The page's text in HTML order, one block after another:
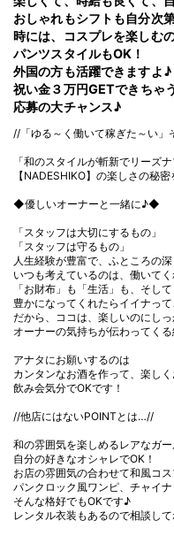
おしゃれもシフトも自分次
時には、コスプレを楽しむ
パンツスタイルもOK！
外国の方も活躍できますよ♪
祝い金３万円GETできちゃ
応募の大チャンス♪
//「ゆる～く働いて稼ぎた～い」
「和のスタイルが斬新でリーズナ
【NADESHIKO】の楽しさの秘密
◆優しいオーナーと一緒に♪◆
「スタッフは大切にするもの」
「スタッフは守るもの」
人生経験が豊富で、ふところの
いつも考えているのは、働いてく
「お財布」も「生活」も、そして
豊かになってくれたらイイナっ
だから、ココは、楽しいのにしっ
オーナーの気持ちが伝わってく
アナタにお願いするのは
カンタンなお酒を作って、楽しく
飲み会気分でOKです！
//他店にはないPOINTとは…//
和の雰囲気を楽しめるレアなガ
自分の好きなオシャレでOK！
お店の雰囲気の合わせて和風コ
パンクロック風ワンピ、チャイ
そんな格好でもOKです♪
レンタル衣装もあるので相談し